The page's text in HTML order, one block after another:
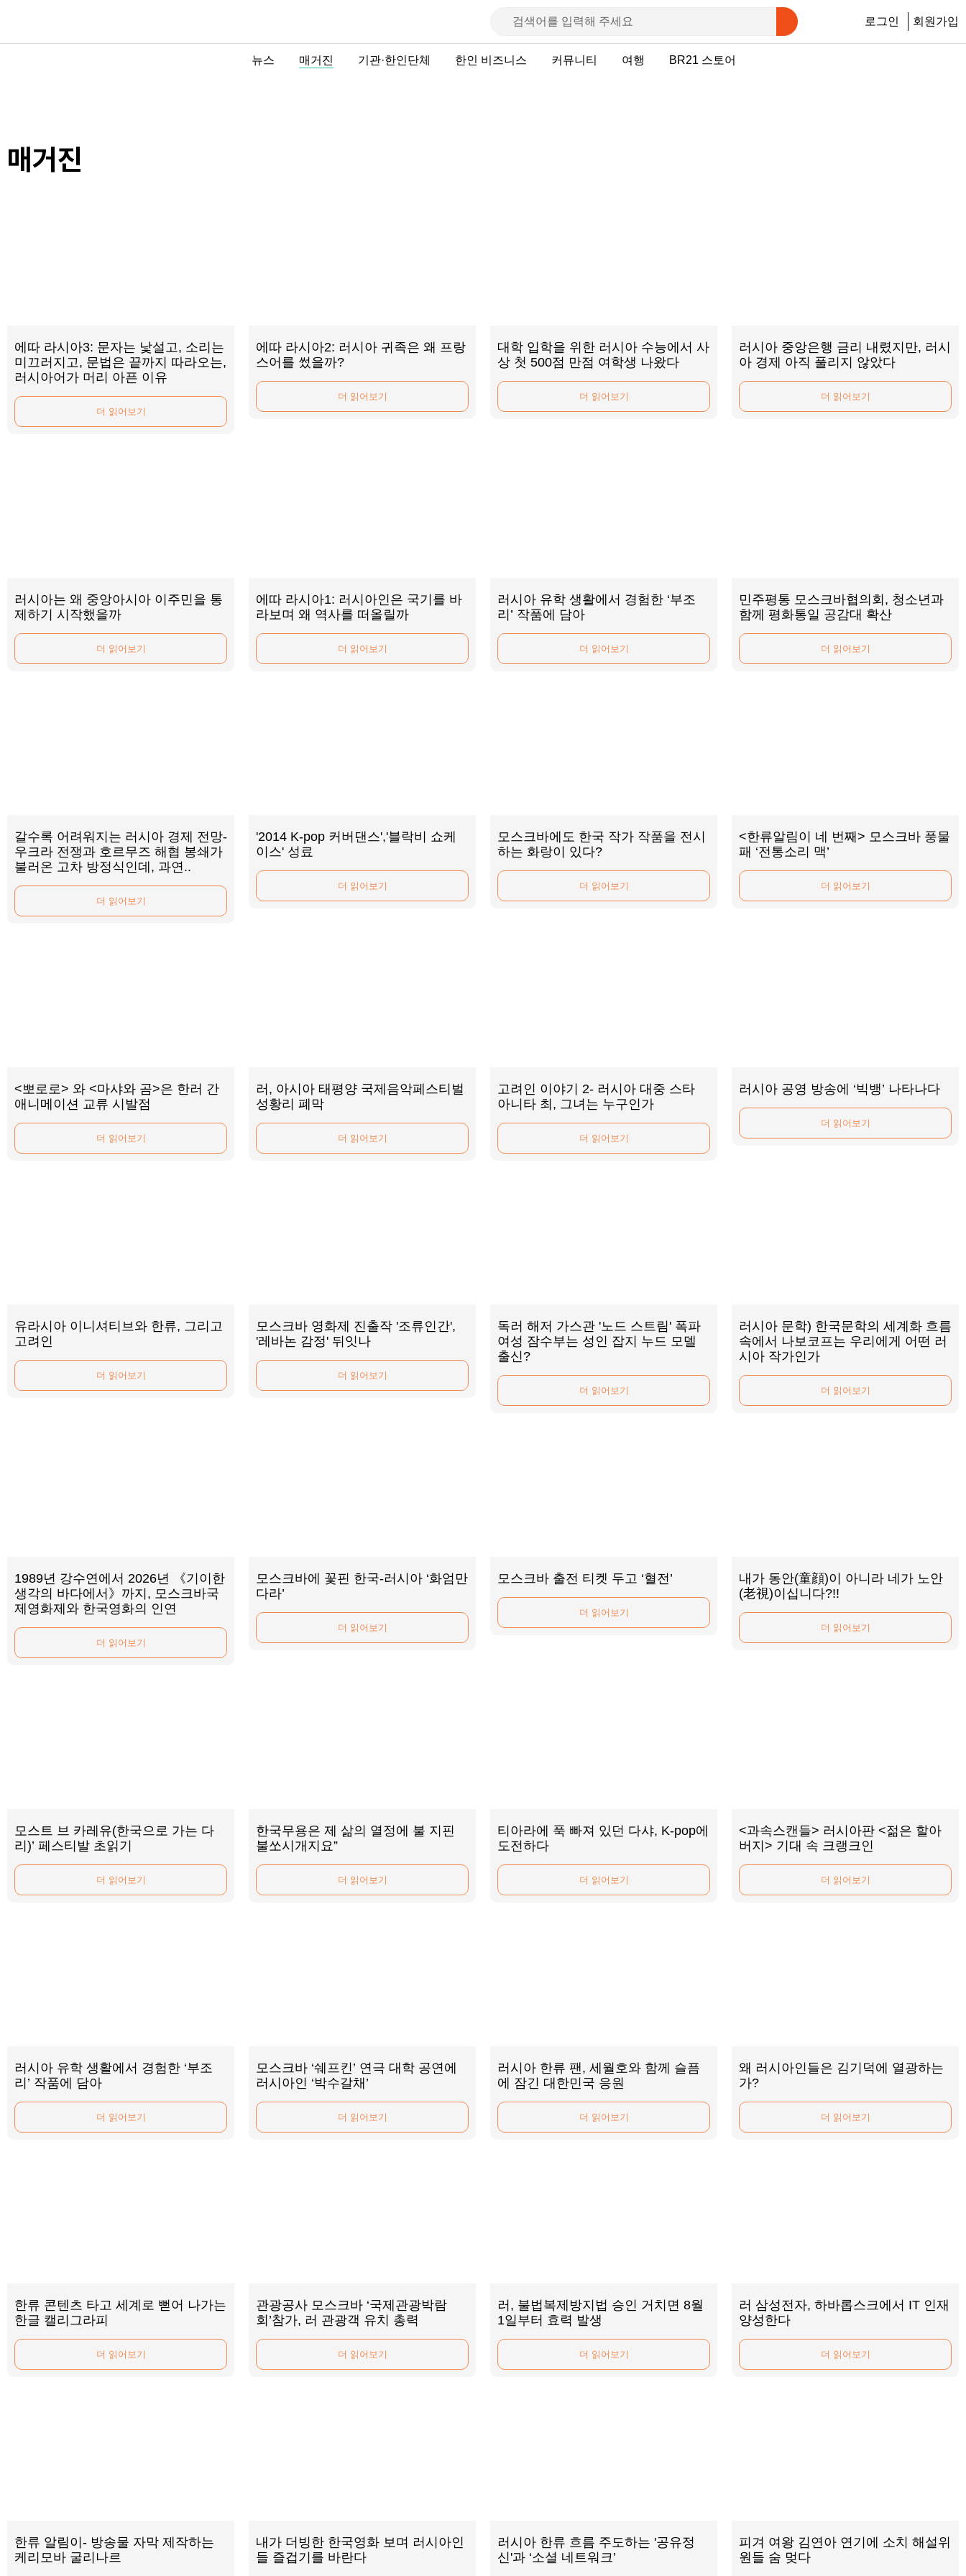
로그인 회원가입
뉴스 매거진 기관·한인단체 한인 비즈니스 커뮤니티 여행 BR21 스토어
매거진
에따 라시아3: 문자는 낯설고, 소리는
미끄러지고, 문법은 끝까지 따라오는,
러시아어가 머리 아픈 이유
더 읽어보기
에따 라시아2: 러시아 귀족은 왜 프랑
스어를 썼을까?
더 읽어보기
대학 입학을 위한 러시아 수능에서 사
상 첫 500점 만점 여학생 나왔다
더 읽어보기
러시아 중앙은행 금리 내렸지만, 러시
아 경제 아직 풀리지 않았다
더 읽어보기
러시아는 왜 중앙아시아 이주민을 통
제하기 시작했을까
더 읽어보기
에따 라시아1: 러시아인은 국기를 바
라보며 왜 역사를 떠올릴까
더 읽어보기
러시아 유학 생활에서 경험한 ‘부조
리’ 작품에 담아
더 읽어보기
민주평통 모스크바협의회, 청소년과
함께 평화통일 공감대 확산
더 읽어보기
갈수록 어려워지는 러시아 경제 전망-
우크라 전쟁과 호르무즈 해협 봉쇄가
불러온 고차 방정식인데, 과연..
더 읽어보기
'2014 K-pop 커버댄스','블락비 쇼케
이스' 성료
더 읽어보기
모스크바에도 한국 작가 작품을 전시
하는 화랑이 있다?
더 읽어보기
<한류알림이 네 번째> 모스크바 풍물
패 ‘전통소리 맥’
더 읽어보기
<뽀로로> 와 <마샤와 곰>은 한러 간
애니메이션 교류 시발점
더 읽어보기
러, 아시아 태평양 국제음악페스티벌
성황리 폐막
더 읽어보기
고려인 이야기 2- 러시아 대중 스타
아니타 최, 그녀는 누구인가
더 읽어보기
러시아 공영 방송에 ‘빅뱅’ 나타나다
더 읽어보기
유라시아 이니셔티브와 한류, 그리고
고려인
더 읽어보기
모스크바 영화제 진출작 '조류인간',
'레바논 감정' 뒤잇나
더 읽어보기
독러 해저 가스관 '노드 스트림' 폭파
여성 잠수부는 성인 잡지 누드 모델
출신?
더 읽어보기
러시아 문학) 한국문학의 세계화 흐름
속에서 나보코프는 우리에게 어떤 러
시아 작가인가
더 읽어보기
1989년 강수연에서 2026년 《기이한
생각의 바다에서》까지, 모스크바국
제영화제와 한국영화의 인연
더 읽어보기
모스크바에 꽃핀 한국-러시아 ‘화엄만
다라’
더 읽어보기
모스크바 출전 티켓 두고 ‘혈전’
더 읽어보기
내가 동안(童顔)이 아니라 네가 노안
(老視)이십니다?!!
더 읽어보기
모스트 브 카레유(한국으로 가는 다
리)’ 페스티발 초읽기
더 읽어보기
한국무용은 제 삶의 열정에 불 지핀
불쏘시개지요”
더 읽어보기
티아라에 푹 빠져 있던 다샤, K-pop에
도전하다
더 읽어보기
<과속스캔들> 러시아판 <젊은 할아
버지> 기대 속 크랭크인
더 읽어보기
러시아 유학 생활에서 경험한 ‘부조
리’ 작품에 담아
더 읽어보기
모스크바 ‘쉐프킨’ 연극 대학 공연에
러시아인 ‘박수갈채’
더 읽어보기
러시아 한류 팬, 세월호와 함께 슬픔
에 잠긴 대한민국 응원
더 읽어보기
왜 러시아인들은 김기덕에 열광하는
가?
더 읽어보기
한류 콘텐츠 타고 세계로 뻗어 나가는
한글 캘리그라피
더 읽어보기
관광공사 모스크바 ‘국제관광박람
회’참가, 러 관광객 유치 총력
더 읽어보기
러, 불법복제방지법 승인 거치면 8월
1일부터 효력 발생
더 읽어보기
러 삼성전자, 하바롭스크에서 IT 인재
양성한다
더 읽어보기
한류 알림이- 방송물 자막 제작하는
케리모바 굴리나르
내가 더빙한 한국영화 보며 러시아인
들 즐겁기를 바란다
러시아 한류 흐름 주도하는 '공유정
신'과 ‘소셜 네트워크’
피겨 여왕 김연아 연기에 소치 해설위
원들 숨 멎다